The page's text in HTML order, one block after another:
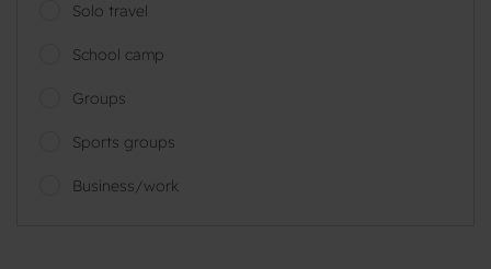
Solo travel
School camp
Groups
Sports groups
Business/work